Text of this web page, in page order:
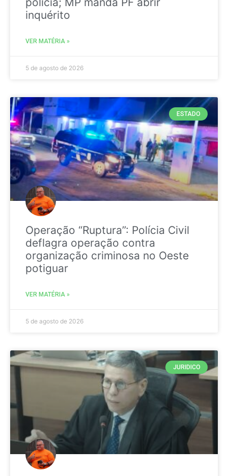
inquérito
VER MATÉRIA »
5 de agosto de 2026
ESTADO
Operação “Ruptura”: Polícia Civil
deflagra operação contra
organização criminosa no Oeste
potiguar
VER MATÉRIA »
5 de agosto de 2026
JURIDICO